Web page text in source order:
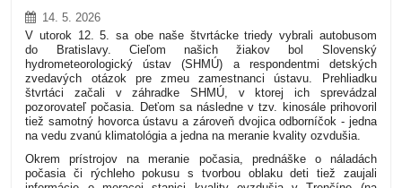
14. 5. 2026
V utorok 12. 5. sa obe naše štvrtácke triedy vybrali autobusom
do Bratislavy. Cieľom našich žiakov bol Slovenský
hydrometeorologický ústav (SHMÚ) a respondentmi detských
zvedavých otázok pre zmeu zamestnanci ústavu. Prehliadku
štvrtáci začali v záhradke SHMÚ, v ktorej ich sprevádzal
pozorovateľ počasia. Deťom sa následne v tzv. kinosále prihovoril
tiež samotný hovorca ústavu a zároveň dvojica odborníčok - jedna
na vedu zvanú klimatológia a jedna na meranie kvality ozvdušia.
Okrem prístrojov na meranie počasia, prednáške o náladách
počasia či rýchleho pokusu s tvorbou oblaku deti tiež zaujali